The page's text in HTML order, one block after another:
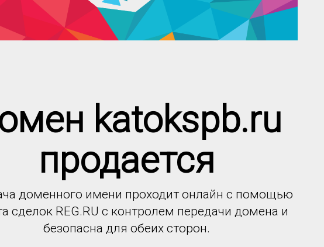
katokspb.ru
продается
доменного имени проходит онлайн с помощью
сделок REG.RU с контролем передачи домена и
безопасна для обеих сторон.